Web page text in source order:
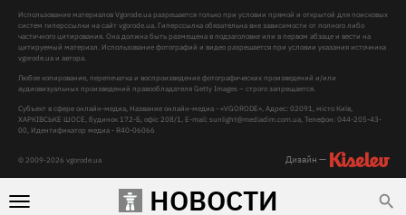
НОВОСТИ
© 2009-2026 vgorode.ua
Использование материалов Vgorode.ua разрешается только при условии прямой и открытой для поисковых
систем гиперссылки на сайт vgorode.ua. Гиперссылка обязательна вне зависимости от полного либо
частичного цитирования. Она должна быть размещена в подзаголовке или в первом абзаце и вести на
цитируемый материал. Использование фотографий и видео разрешается при условии указания источника
vgorode.ua и автора.
Любое копирование, перепечатка и воспроизведение фотографических произведений и/или
аудиовизуальных произведений правообладателя Getty Images – строго запрещается.
Субъект в сфере онлайн-медиа, Название онлайн-медиа - «VGORODE», Адрес: 02091, місто Київ,
ХАРКІВСЬКЕ ШОСЕ, будинок 172-Б, офіс 208/1, E-mail:sunlight@mediadim.com.ua , Телефон: 044-205-43-
00, Идентификатор медиа - R40-06066
Дизайн —